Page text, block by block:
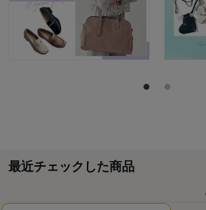
最近チェックした商品